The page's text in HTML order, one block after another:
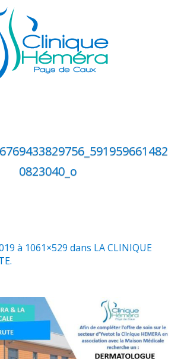
0823040_o
à 1061×529 dans LA CLINIQUE
.